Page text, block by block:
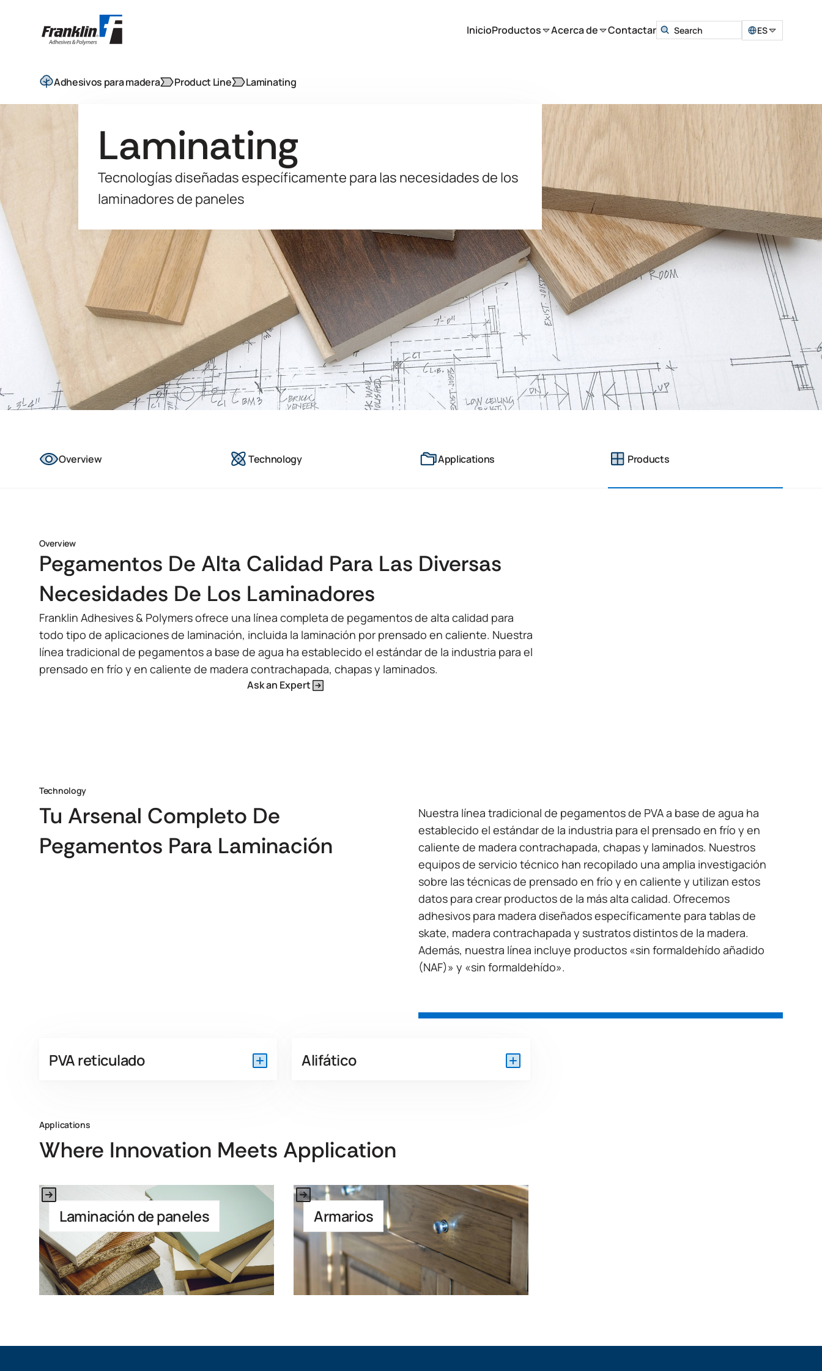
InicioProductos Acerca de Contactar ES
Adhesivos para madera Product Line Laminating
Laminating
Tecnologías diseñadas específicamente para las necesidades de los
laminadores de paneles
Overview Technology Applications Products
Overview
Pegamentos De Alta Calidad Para Las Diversas
Necesidades De Los Laminadores
Franklin Adhesives & Polymers ofrece una línea completa de pegamentos de alta calidad para
todo tipo de aplicaciones de laminación, incluida la laminación por prensado en caliente. Nuestra
línea tradicional de pegamentos a base de agua ha establecido el estándar de la industria para el
prensado en frío y en caliente de madera contrachapada, chapas y laminados.
Ask an Expert
Technology
Tu Arsenal Completo De
Pegamentos Para Laminación
Nuestra línea tradicional de pegamentos de PVA a base de agua ha
establecido el estándar de la industria para el prensado en frío y en
caliente de madera contrachapada, chapas y laminados. Nuestros
equipos de servicio técnico han recopilado una amplia investigación
sobre las técnicas de prensado en frío y en caliente y utilizan estos
datos para crear productos de la más alta calidad. Ofrecemos
adhesivos para madera diseñados específicamente para tablas de
skate, madera contrachapada y sustratos distintos de la madera.
Además, nuestra línea incluye productos «sin formaldehído añadido
(NAF)» y «sin formaldehído».
PVA reticulado Alifático
Applications
Where Innovation Meets Application
Laminación de paneles
Link to Application
Armarios
Link to Application